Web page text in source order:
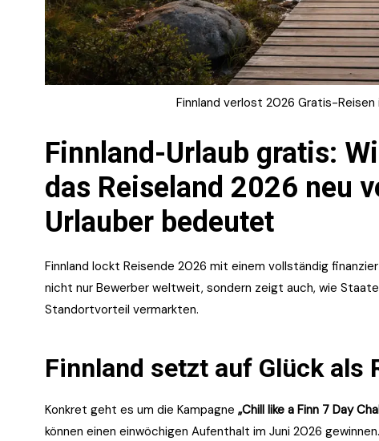
Finnland verlost 2026 Gratis-
Finnland-Urlaub gratis:
das Reiseland 2026 neu
Urlauber bedeutet
Finnland lockt Reisende 2026 mit einem vollständig
nicht nur Bewerber weltweit, sondern zeigt auch, wie
Standortvorteil vermarkten.
Finnland setzt auf Glück als
Konkret geht es um die Kampagne „Chill like a Finn 7 Day
können einen einwöchigen Aufenthalt im Juni 2026